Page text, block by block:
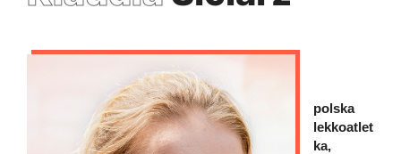
polska
lekkoatlet
ka,